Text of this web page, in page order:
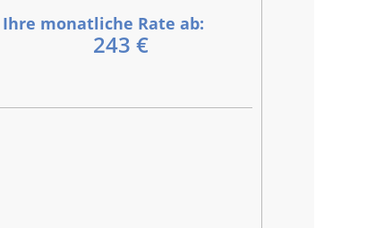
Ihre monatliche Rate ab:
243 €